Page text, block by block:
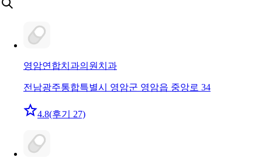
영암연합치과의원 치과
전남광주통합특별시 영암군 영암읍 중앙로 34
4.8(후기 27)